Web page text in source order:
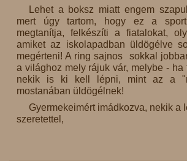
Lehet a boksz miatt engem
mert úgy tartom, hogy ez a
megtanítja, felkészíti a fiatalokat,
amiket az iskolapadban üldögélve
megérteni! A ring sajnos sokkal
a világhoz mely rájuk vár, melybe - ha
nekik is ki kell lépni, mint az a
mostanában üldögélnek!
Gyermekeimért imádkozva, nekik a
szeretettel,